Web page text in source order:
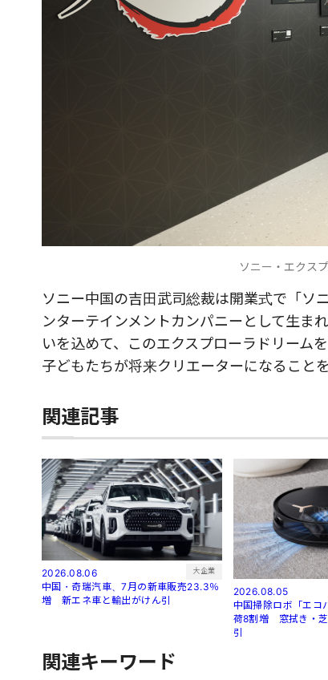
ソニー・エクス
ソニー中国の吉田武司総裁は開業式で「ソ
ンターテインメントカンパニーとして生ま
いを込めて、このエクスプローラドリーム
子どもたちが将来クリエーターになること
関連記事
2026.08.06 大企業
中国・奇瑞汽車、7月の新車販売23.3％
増 新エネ車と輸出がけん引
2026.08.05
中国掃除ロボ「エコ
荷8割増 窓拭き・
引
関連キーワード